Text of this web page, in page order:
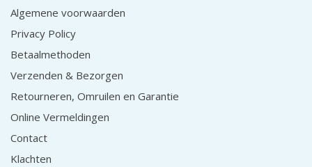
Algemene voorwaarden
Privacy Policy
Betaalmethoden
Verzenden & Bezorgen
Retourneren, Omruilen en Garantie
Online Vermeldingen
Contact
Klachten